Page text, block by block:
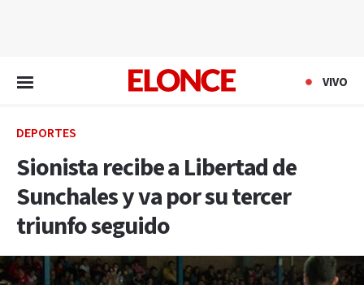
VIVO
DEPORTES
Sionista recibe a Libertad de
Sunchales y va por su tercer
triunfo seguido